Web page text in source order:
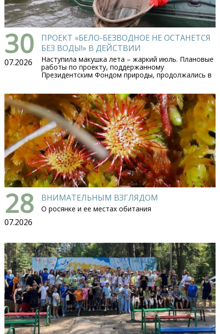
30
07.2026
ПРОЕКТ «БЕЛО-БЕЗВОДНОЕ НЕ ОСТАНЕТСЯ
БЕЗ ВОДЫ!» В ДЕЙСТВИИ
Наступила макушка лета – жаркий июль. Плановые
работы по проекту, поддержанному
Президентским Фондом природы, продолжались в
28
07.2026
ВНИМАТЕЛЬНЫМ ВЗГЛЯДОМ
О росянке и ее местах обитания